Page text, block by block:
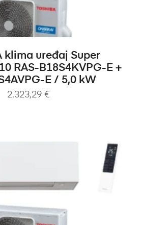
U KOŠARICU
klima uređaj Super
RAS-B18S4KVPG-E +
E / 5,0 kW
2.323,29 €